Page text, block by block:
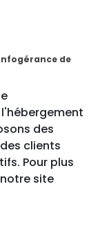
de
des
clients
Pour plus
site